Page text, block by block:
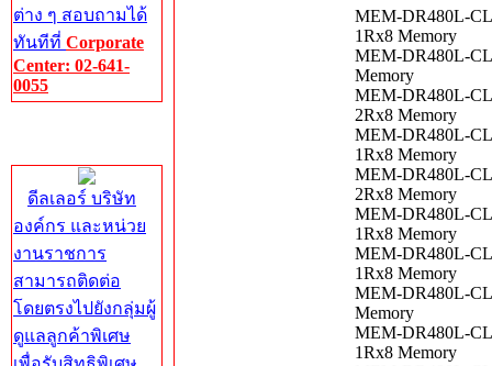
ต่าง ๆ สอบถามได้
ทันทีที่ Corporate
Center: 02-641-
0055
ดีลเลอร์ บริษัท
องค์กร และหน่วย
งานราชการ
สามารถติดต่อ
โดยตรงไปยังกลุ่มผู้
ดูแลลูกค้าพิเศษ
MEM-DR480L-
1Rx8 Memory
MEM-DR480L-
Memory
MEM-DR480L-
2Rx8 Memory
MEM-DR480L-
1Rx8 Memory
MEM-DR480L-
2Rx8 Memory
MEM-DR480L-
1Rx8 Memory
MEM-DR480L-
1Rx8 Memory
MEM-DR480L-
Memory
MEM-DR480L-
1Rx8 Memory